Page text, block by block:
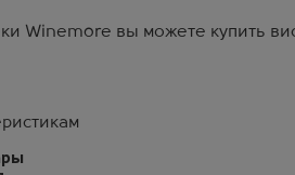
Winemore вы можете купить